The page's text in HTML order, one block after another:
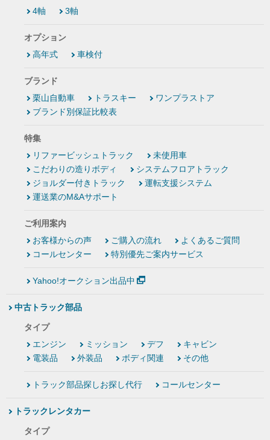
4軸
3軸
オプション
高年式
車検付
ブランド
栗山自動車
トラスキー
ワンプラストア
ブランド別保証比較表
特集
リファービッシュトラック
未使用車
こだわりの造りボディ
システムフロアトラック
ジョルダー付きトラック
運転支援システム
運送業のM&Aサポート
ご利用案内
お客様からの声
ご購入の流れ
よくあるご質問
コールセンター
特別優先ご案内サービス
Yahoo!オークション出品中
中古トラック部品
タイプ
エンジン
ミッション デフ
キャビン
電装品
外装品 ボディ関連 その他
トラック部品探しお探し代行 コールセンター
トラックレンタカー
タイプ